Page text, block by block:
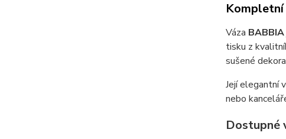
Váza BABBIA
tisku z
sušené
Její elegantní
nebo
Dostupné